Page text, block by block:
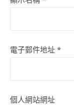
電子郵件地址 *
個人網站網址